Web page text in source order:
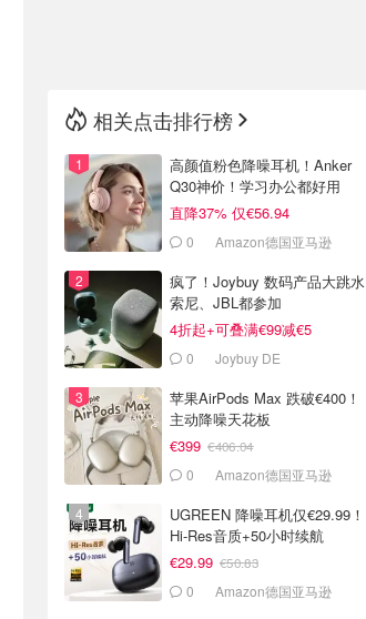
相关点击排行榜
高颜值粉色降噪耳机！Anker
Q30神价！学习办公都好用
直降37% 仅€56.94
0 Amazon德国亚马逊
疯了！Joybuy 数码产品大跳水
索尼、JBL都参加
4折起+可叠满€99减€5
0 Joybuy DE
苹果AirPods Max 跌破€400！
主动降噪天花板
€399 €406.04
0 Amazon德国亚马逊
UGREEN 降噪耳机仅€29.99！
Hi-Res音质+50小时续航
€29.99 €50.83
0 Amazon德国亚马逊